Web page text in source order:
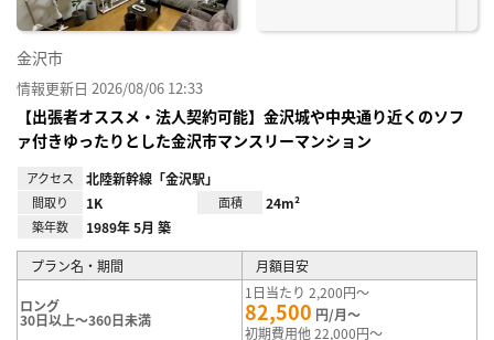
金沢市
情報更新日 2026/08/06 12:33
【出張者オススメ・法人契約可能】金沢城や中央通り近くのソフ
ァ付きゆったりとした金沢市マンスリーマンション
アクセス 北陸新幹線「金沢駅」
間取り 1K 面積 24m²
築年数 1989年 5月 築
プラン名・期間 月額目安
ロング
30日以上～360日未満
1日当たり 2,200円～
82,500 円/月～
初期費用他 22,000円～